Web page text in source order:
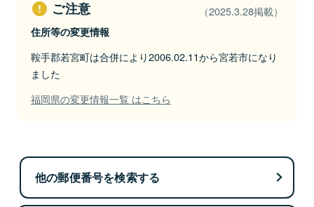
ご注意 （2025.3.28掲載）
住所等の変更情報
鞍手郡若宮町は合併により2006.02.11から宮若市になり
ました
福岡県の変更情報一覧 はこちら
他の郵便番号を検索する